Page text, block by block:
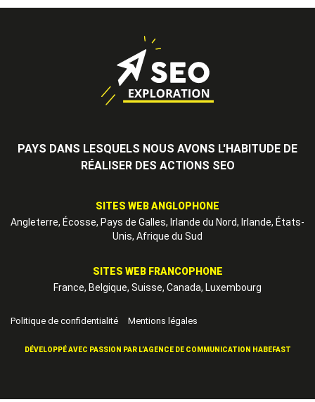
PAYS DANS LESQUELS NOUS AVONS L'HABITUDE DE
RÉALISER DES ACTIONS SEO
SITES WEB ANGLOPHONE
Angleterre, Écosse, Pays de Galles, Irlande du Nord, Irlande, États-
Unis, Afrique du Sud
SITES WEB FRANCOPHONE
France, Belgique, Suisse, Canada, Luxembourg
Politique de confidentialité Mentions légales
DÉVELOPPÉ AVEC PASSION PAR L’AGENCE DE COMMUNICATION HABEFAST